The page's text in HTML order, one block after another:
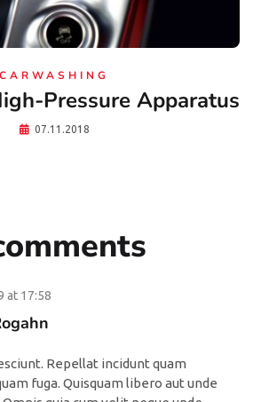
CARWASHING
Pressure Apparatus
07.11.2018
at 17:58
Repellat incidunt quam
fuga. Quisquam libero aut unde